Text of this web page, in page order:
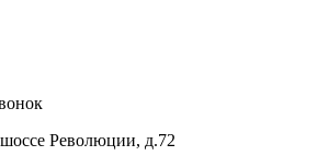
Революции, д.72